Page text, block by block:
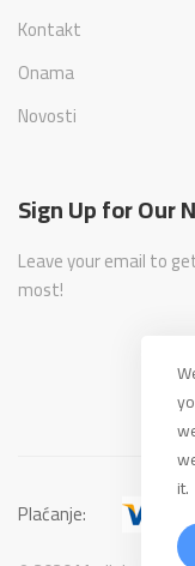
Kontakt
Onama
Novosti
Sign Up for Our
Leave your email to
most!
Plaćanje:
it.